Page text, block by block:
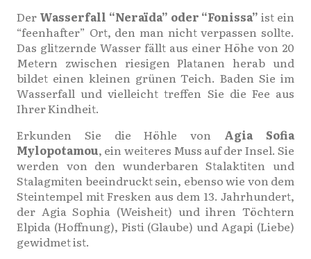
Der Wasserfall “Neraïda” oder “Fonissa” ist ein
“feenhafter” Ort, den man nicht verpassen sollte.
Das glitzernde Wasser fällt aus einer Höhe von 20
Metern zwischen riesigen Platanen herab und
bildet einen kleinen grünen Teich. Baden Sie im
Wasserfall und vielleicht treffen Sie die Fee aus
Ihrer Kindheit.
Erkunden Sie die Höhle von Agia Sofia
Mylopotamou, ein weiteres Muss auf der Insel. Sie
werden von den wunderbaren Stalaktiten und
Stalagmiten beeindruckt sein, ebenso wie von dem
Steintempel mit Fresken aus dem 13. Jahrhundert,
der Agia Sophia (Weisheit) und ihren Töchtern
Elpida (Hoffnung), Pisti (Glaube) und Agapi (Liebe)
gewidmet ist.